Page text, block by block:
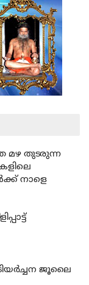
മഴ തുടരുന്ന
നാളെ
ജൂലൈ